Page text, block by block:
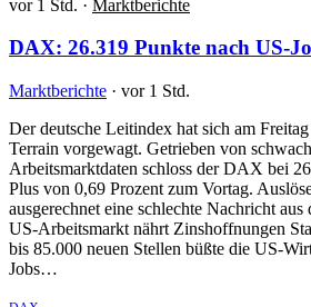
vor 1 Std. · Marktberichte
DAX: 26.319 Punkte nach US-
Marktberichte · vor 1 Std.
Der deutsche Leitindex hat sich am
Terrain vorgewagt. Getrieben von
Arbeitsmarktdaten schloss der DAX bei
Plus von 0,69 Prozent zum Vortag.
ausgerechnet eine schlechte Nachricht
US-Arbeitsmarkt nährt Zinshoffnungen
bis 85.000 neuen Stellen büßte die US-
Jobs…